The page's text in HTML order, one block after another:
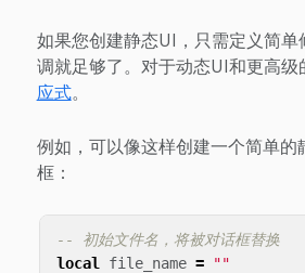
如果您创建静态UI，只需定义简单
调就足够了。对于动态UI和更高级
应式。
例如，可以像这样创建一个简单的
框：
-- 初始文件名，将被对话框替换
local
file_name =
""